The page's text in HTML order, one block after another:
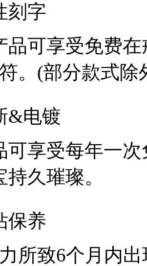
刻字
品可享受免费
。(部分款式
&电镀
可享受每年一
久璀璨。
保养
所致6个月内